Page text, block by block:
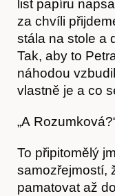
list papíru
za chvíli
stála na stole a
Tak, aby to
náhodou
vlastně je a co
„A
To připitomělý
samozřejmostí,
pamatovat až